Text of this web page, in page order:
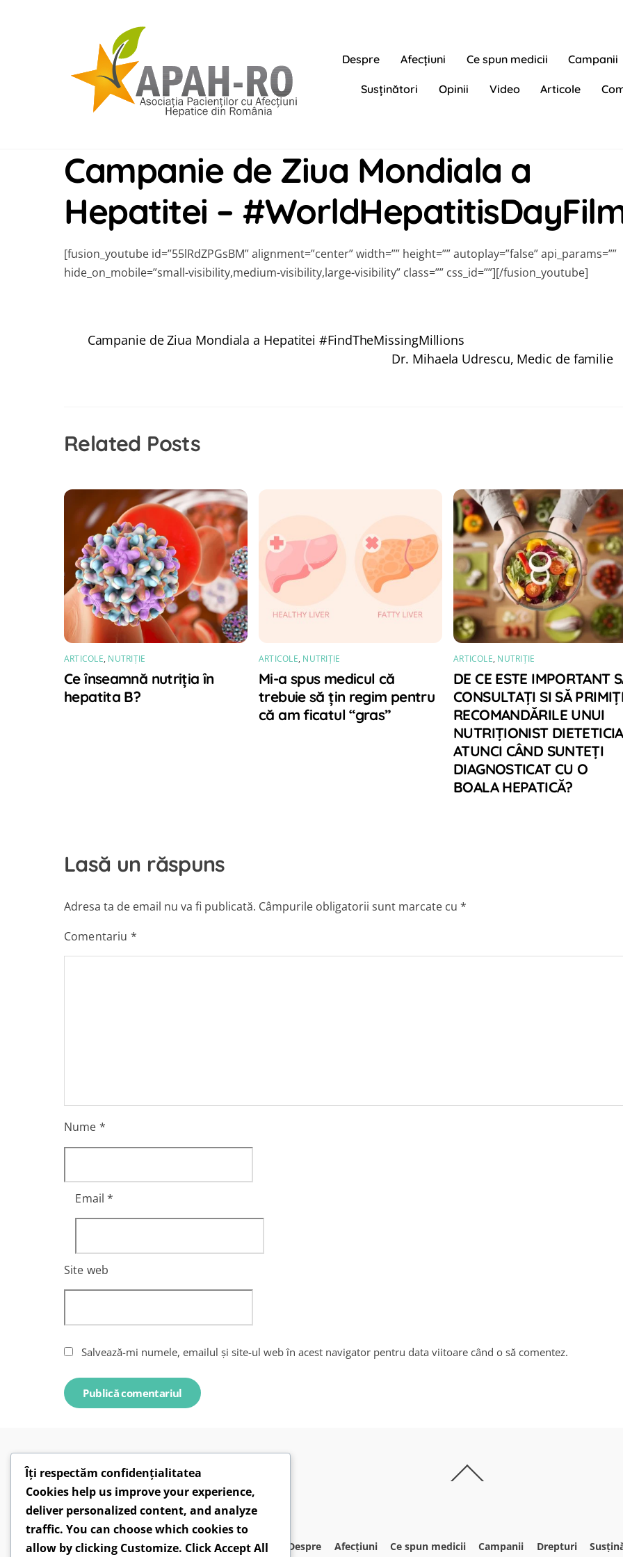
Despre Afecțiuni Ce spun medicii Campanii
Susținători Opinii Video Articole
Campanie de Ziua Mondiala a
Hepatitei –
[fusion_youtube id=”55lRdZPGsBM” alignment=”center” width=”” height=”” autoplay=”false” api_params=””
hide_on_mobile=”small-visibility,medium-visibility,large-visibility” class=”” css_id=””][/fusion_youtube]
Campanie de Ziua Mondiala a Hepatitei #FindTheMissingMillions
Dr. Mihaela Udrescu, Medic de familie
Related Posts
ARTICOLE, NUTRIȚIE
Ce înseamnă nutriția în
hepatita B?
ARTICOLE, NUTRIȚIE
Mi-a spus medicul că
trebuie să țin regim pentru
că am ficatul “gras”
ARTICOLE, NUTRIȚIE
DE CE ESTE IMPORTANT
CONSULTAȚI SI SĂ
RECOMANDĂRILE UNUI
NUTRIȚIONIST
ATUNCI CÂND SUNTEȚI
DIAGNOSTICAT CU O
BOALA HEPATICĂ?
Lasă un răspuns
Adresa ta de email nu va fi publicată. Câmpurile obligatorii sunt marcate cu *
Comentariu *
Nume *
Email*
Site web
Salvează-mi numele, emailul și site-ul web în acest navigator pentru data viitoare când o să comentez.
To
Despre Afecțiuni Ce spun medicii Campanii Drepturi
Îți respectăm confidențialitatea
Cookies help us improve your experience,
deliver personalized content, and analyze
traffic. You can choose which cookies to
allow by clicking Customize. ClickAccept All